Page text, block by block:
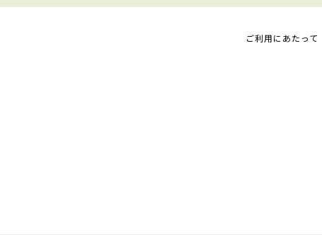
ご利用にあたって